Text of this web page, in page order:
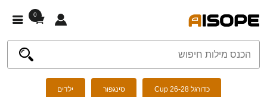
0
כדורגל Cup 26-28 סינגפור ילדים